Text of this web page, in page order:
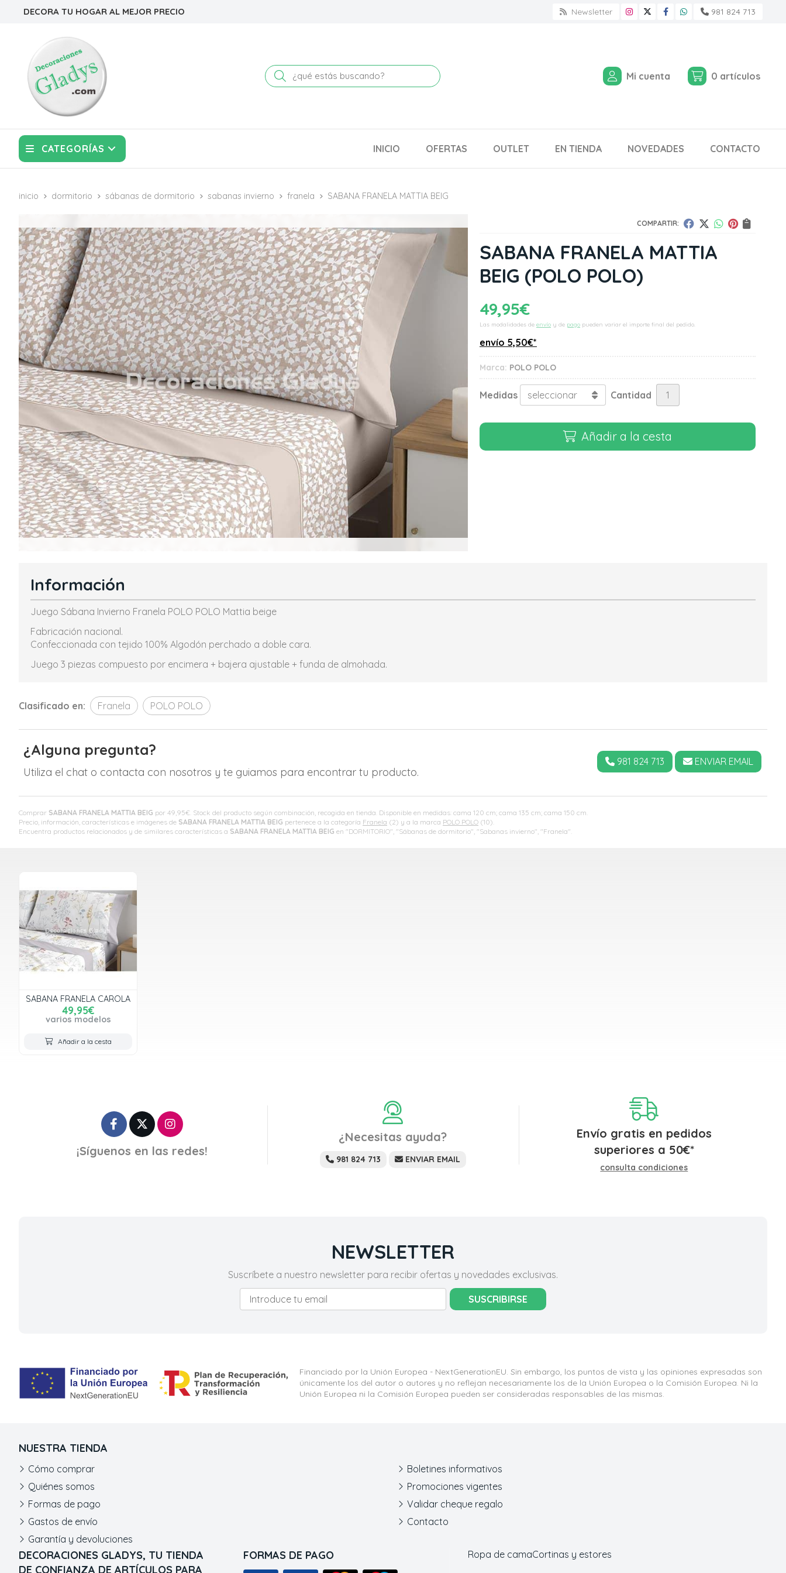
DECORA TU HOGAR AL MEJOR PRECIO Newsletter 981 824 713
Buscar Mi cuenta 0 artículos
CATEGORÍAS INICIO OFERTAS OUTLET EN TIENDA NOVEDADES CONTACTO
inicio dormitorio sábanas de dormitorio sabanas invierno franela SABANA FRANELA MATTIA BEIG
COMPARTIR:
SABANA FRANELA MATTIA
BEIG (POLO POLO)
49,95€
Las modalidades de envío y de pago pueden variar el importe final del pedido.
envío 5,50€*
Marca: POLO POLO
Medidas Cantidad
Añadir a la cesta
Comprar SABANA FRANELA MATTIA BEIG por 49,95€ . Stock del producto según combinación, recogida en tienda. Disponible en medidas: cama 120 cm; cama 135 cm; cama 150 cm.
Precio, información, características e imágenes de SABANA FRANELA MATTIA BEIG pertenece a la categoría Franela (2) y a la marca POLO POLO (10).
Encuentra productos relacionados y de similares características a SABANA FRANELA MATTIA BEIG en "DORMITORIO", "Sábanas de dormitorio", "Sabanas invierno", "Franela".
Información
Juego Sábana Invierno Franela POLO POLO Mattia beige
Fabricación nacional.
Confeccionada con tejido 100% Algodón perchado a doble cara.
Juego 3 piezas compuesto por encimera + bajera ajustable + funda de almohada.
Clasificado en: Franela POLO POLO
¿Alguna pregunta?
Utiliza el chat o contacta con nosotros y te guiamos para encontrar tu producto.
981 824 713 ENVIAR EMAIL
SABANA FRANELA CAROLA
49,95€
varios modelos
Añadir a la cesta
¡Síguenos en las redes!
¿Necesitas ayuda?
981 824 713 ENVIAR EMAIL
Envío gratis en pedidos
superiores a 50€*
consulta condiciones
NEWSLETTER
Suscríbete a nuestro newsletter para recibir ofertas y novedades exclusivas.
SUSCRIBIRSE
Financiado por la Unión Europea - NextGenerationEU. Sin embargo, los puntos de vista y las opiniones expresadas son
únicamente los del autor o autores y no reflejan necesariamente los de la Unión Europea o la Comisión Europea. Ni la
Unión Europea ni la Comisión Europea pueden ser consideradas responsables de las mismas.
DECORACIONES GLADYS, TU TIENDA
DE CONFIANZA DE ARTÍCULOS PARA
FORMAS DE PAGO
NUESTRA TIENDA
Cómo comprar
Quiénes somos
Formas de pago
Gastos de envío
Garantía y devoluciones
Boletines informativos
Promociones vigentes
Validar cheque regalo
Contacto
Ropa de camaCortinas y estores